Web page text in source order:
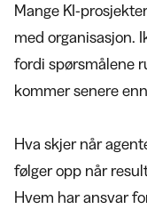
Mange KI-
med organisasjon.
fordi spørsmålene
kommer senere
Hva skjer når
følger opp når
Hvem har ansvar